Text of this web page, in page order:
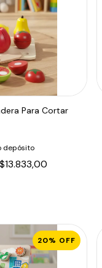
Para Cortar
depósito
$13.833,00
20% OFF